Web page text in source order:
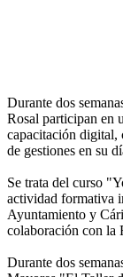
Durante dos
Rosal participan en
capacitación digital,
de gestiones en su
Se trata del curso
actividad formativa
Ayuntamiento y
colaboración con la
Durante dos